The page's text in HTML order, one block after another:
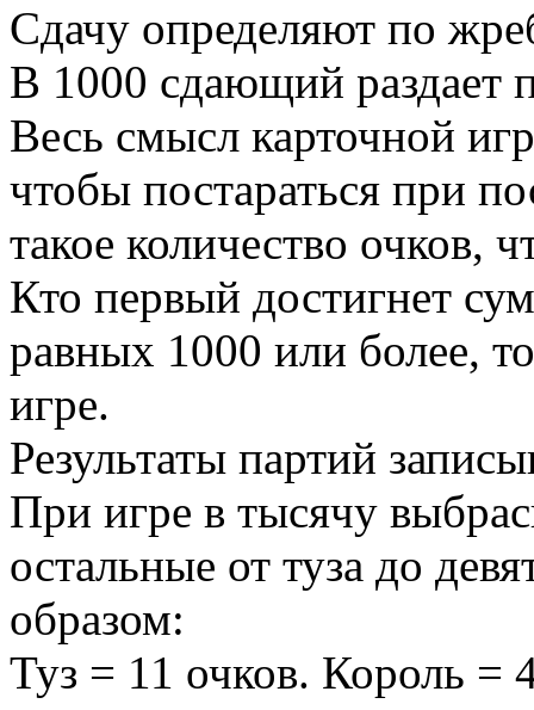
Сдачу определяют по
В 1000 сдающий раздает
Весь смысл карточной
чтобы постараться при
такое количество очков,
Кто первый достигнет
равных 1000 или более,
игре.
Результаты партий
При игре в тысячу
остальные от туза до
образом:
Туз = 11 очков. Король =